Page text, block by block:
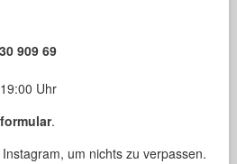
909 69
Uhr
.
um nichts zu verpassen.